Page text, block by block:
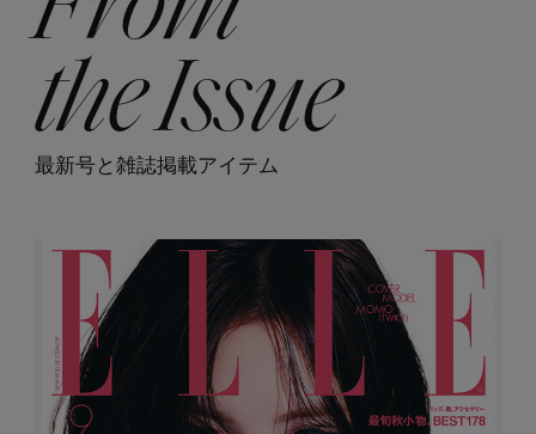
最新号と雑誌掲載アイテム
the Issue